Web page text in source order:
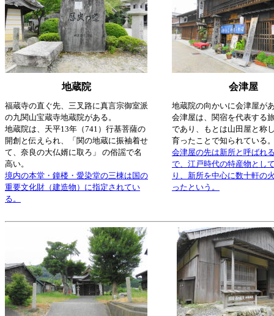
地蔵院 会津屋
福蔵寺の直ぐ先、三叉路に真言宗御室派
の九関山宝蔵寺地蔵院がある。
地蔵院は、天平13年（741）行基菩薩の
開創と伝えられ、「関の地蔵に振袖着せ
て、奈良の大仏婿に取ろ」 の俗謡で名
高い。
境内の本堂・鐘楼・愛染堂の三棟は国の
重要文化財（建造物）に指定されてい
る。
地蔵院の向かいに会津屋が
会津屋は、関宿を代表する
であり、もとは山田屋と称
育ったことで知られている
会津屋の先は新所と呼ばれ
で、江戸時代の特産物とし
り、新所を中心に数十軒の
ったという。